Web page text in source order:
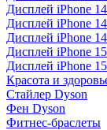
Дисплей iPhone 14
Дисплей iPhone
Дисплей iPhone
Дисплей iPhone 15
Дисплей iPhone
Красота и
Стайлер Dyson
Фен Dyson
Фитнес-браслеты